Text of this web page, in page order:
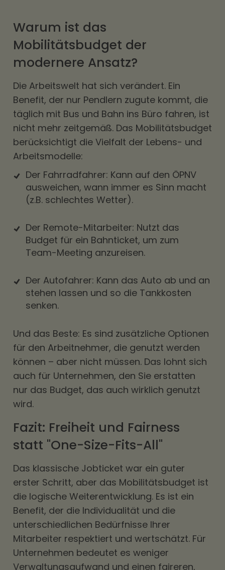
Warum ist das
Mobilitätsbudget der
modernere Ansatz?
Die Arbeitswelt hat sich verändert. Ein
Benefit, der nur Pendlern zugute kommt, die
täglich mit Bus und Bahn ins Büro fahren, ist
nicht mehr zeitgemäß. Das Mobilitätsbudget
berücksichtigt die Vielfalt der Lebens- und
Arbeitsmodelle:
Der Fahrradfahrer: Kann auf den ÖPNV
ausweichen, wann immer es Sinn macht
(z.B. schlechtes Wetter).
Der Remote-Mitarbeiter: Nutzt das
Budget für ein Bahnticket, um zum
Team-Meeting anzureisen.
Der Autofahrer: Kann das Auto ab und an
stehen lassen und so die Tankkosten
senken.
Und das Beste: Es sind zusätzliche Optionen
für den Arbeitnehmer, die genutzt werden
können – aber nicht müssen. Das lohnt sich
auch für Unternehmen, den Sie erstatten
nur das Budget, das auch wirklich genutzt
wird.
Fazit: Freiheit und Fairness
statt "One-Size-Fits-All"
Das klassische Jobticket war ein guter
erster Schritt, aber das Mobilitätsbudget ist
die logische Weiterentwicklung. Es ist ein
Benefit, der die Individualität und die
unterschiedlichen Bedürfnisse Ihrer
Mitarbeiter respektiert und wertschätzt. Für
Unternehmen bedeutet es weniger
Verwaltungsaufwand und einen faireren,